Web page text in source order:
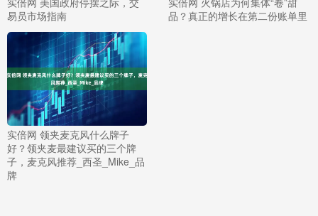
易员市场指南
品？真正的增长在第二份账单里
实倍网 领夹麦克风什么牌子
好？领夹麦最建议买的三个牌
子，麦克风推荐_西圣_Mike_品
牌